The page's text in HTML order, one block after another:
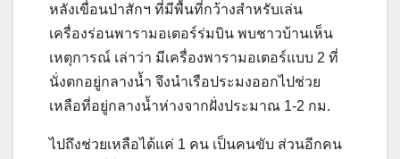
หลังเขื่อนป่าสักฯ ที่มีพื้นที่กว้างสำหรับเล่น
เครื่องร่อนพารามอเตอร์ร่มบิน พบชาวบ้านเห็น
เหตุการณ์ เล่าว่า มีเครื่องพารามอเตอร์แบบ 2 ที่
นั่งตกอยู่กลางน้ำ จึงนำเรือประมงออกไปช่วย
เหลือที่อยู่กลางน้ำห่างจากฝั่งประมาณ 1-2 กม.
ไปถึงช่วยเหลือได้แค่ 1 คน เป็นคนขับ ส่วนอีกคน